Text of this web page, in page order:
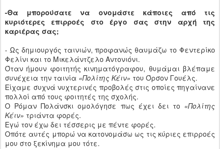
-Θα μπορούσατε να ονομάστε κάποιες από τις
κυριότερες επιρροές στο έργο σας στην αρχή της
καριέρας σας;
- Ως δημιουργός ταινιών, προφανώς θαυμάζω το Φεντερίκο
Φελίνι και το Μικελάντζελο Αντονιόνι.
Όταν ήμουν φοιτητής κινηματόγραφου, θυμάμαι βλέπαμε
συνέχεια την ταινία «Πολίτης Κέιν» του Όρσον Γουέλς.
Είχαμε συχνά νυχτερινές προβολές στις οποίες πηγαίνανε
πολλοί από τους φοιτητές της σχολής.
Ο Ρόμαν Πολάνσκι ομολόγησε πως έχει δει το «Πολίτης
Κέιν» τριάντα φορές.
Εγώ τον έχω δει τέσσερις με πέντε φορές.
Οπότε αυτές μπορώ να κατονομάσω ως τις κύριες επιρροές
μου στο ξεκίνημα μου τότε.